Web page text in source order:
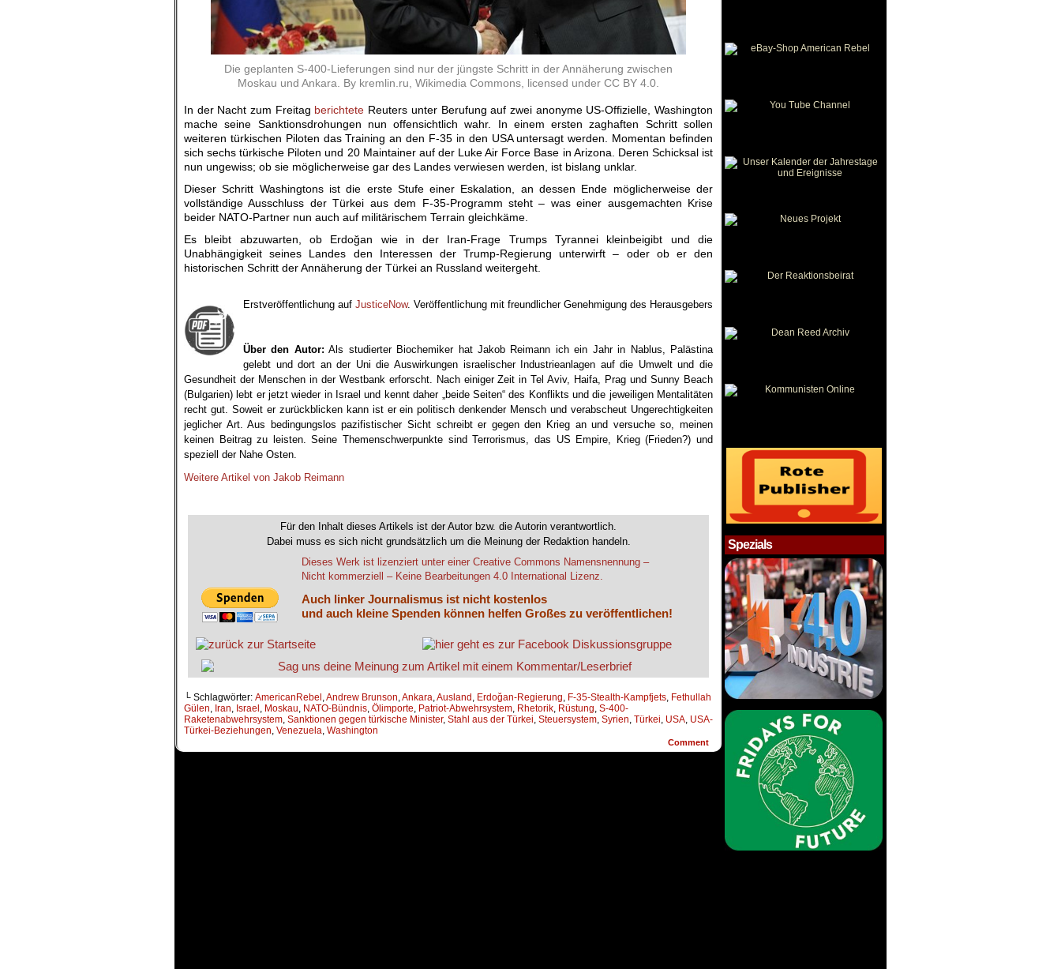
Die geplanten S-400-Lieferungen sind nur der jüngste Schritt in der Annäherung zwischen
Moskau und Ankara. By kremlin.ru, Wikimedia Commons, licensed under CC BY 4.0.
In der Nacht zum Freitag berichtete Reuters unter Berufung auf zwei anonyme US-Offizielle, Washington
mache seine Sanktionsdrohungen nun offensichtlich wahr. In einem ersten zaghaften Schritt sollen
weiteren türkischen Piloten das Training an den F-35 in den USA untersagt werden. Momentan befinden
sich sechs türkische Piloten und 20 Maintainer auf der Luke Air Force Base in Arizona. Deren Schicksal ist
nun ungewiss; ob sie möglicherweise gar des Landes verwiesen werden, ist bislang unklar.
Dieser Schritt Washingtons ist die erste Stufe einer Eskalation, an dessen Ende möglicherweise der
vollständige Ausschluss der Türkei aus dem F-35-Programm steht – was einer ausgemachten Krise
beider NATO-Partner nun auch auf militärischem Terrain gleichkäme.
Es bleibt abzuwarten, ob Erdoğan wie in der Iran-Frage Trumps Tyrannei kleinbeigibt und die
Unabhängigkeit seines Landes den Interessen der Trump-Regierung unterwirft – oder ob er den
historischen Schritt der Annäherung der Türkei an Russland weitergeht.
Erstveröffentlichung auf JusticeNow. Veröffentlichung mit freundlicher Genehmigung des Herausgebers
Über den Autor: Als studierter Biochemiker hat Jakob Reimann ich ein Jahr in Nablus, Palästina
gelebt und dort an der Uni die Auswirkungen israelischer Industrieanlagen auf die Umwelt und die
Gesundheit der Menschen in der Westbank erforscht. Nach einiger Zeit in Tel Aviv, Haifa, Prag und Sunny Beach
(Bulgarien) lebt er jetzt wieder in Israel und kennt daher „beide Seiten“ des Konflikts und die jeweiligen Mentalitäten
recht gut. Soweit er zurückblicken kann ist er ein politisch denkender Mensch und verabscheut Ungerechtigkeiten
jeglicher Art. Aus bedingungslos pazifistischer Sicht schreibt er gegen den Krieg an und versuche so, meinen
keinen Beitrag zu leisten. Seine Themenschwerpunkte sind Terrorismus, das US Empire, Krieg (Frieden?) und
speziell der Nahe Osten.
Weitere Artikel von Jakob Reimann
Für den Inhalt dieses Artikels ist der Autor bzw. die Autorin verantwortlich.
Dabei muss es sich nicht grundsätzlich um die Meinung der Redaktion handeln.
Dieses Werk ist lizenziert unter einer Creative Commons Namensnennung –
Nicht kommerziell – Keine Bearbeitungen 4.0 International Lizenz.
Auch linker Journalismus ist nicht kostenlos
und auch kleine Spenden können helfen Großes zu veröffentlichen!
└ Schlagwörter: AmericanRebel ,Andrew Brunson,Ankara,Ausland , Erdoğan-Regierung, F-35-Stealth-Kampfjets, Fethullah
Gülen, Iran, Israel , Moskau, NATO-Bündnis, Ölimporte, Patriot-Abwehrsystem, Rhetorik, Rüstung, S-400-
Raketenabwehrsystem, Sanktionen gegen türkische Minister, Stahl aus der Türkei, Steuersystem, Syrien, Türkei, USA, USA-
Türkei-Beziehungen, Venezuela, Washington
Comment
Spezials